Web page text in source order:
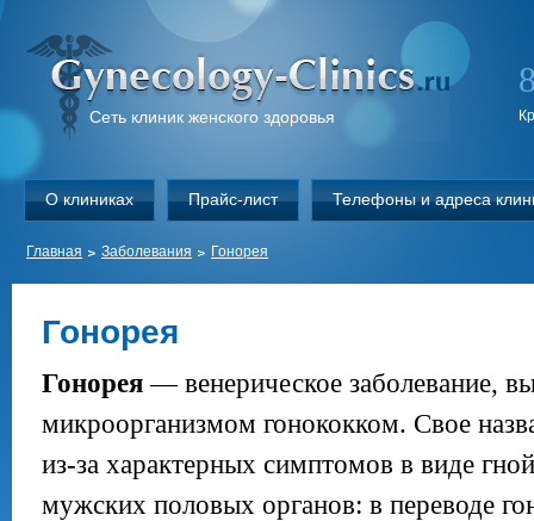
Сеть клиник женского здоровья
О клиниках Прайс-лист Телефоны и адреса
Главная Заболевания Гонорея
Гонорея
Гонорея— венерическое заболевание,
микроорганизмом гонококком. Свое
из-за характерных симптомов в виде
мужских половых органов: в переводе